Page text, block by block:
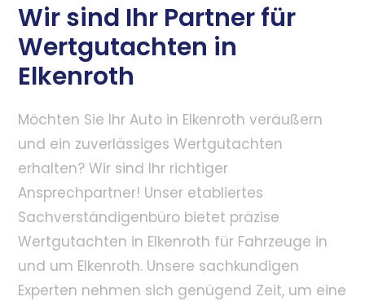
Wir sind Ihr Partner für
Wertgutachten in
Elkenroth
Möchten Sie Ihr Auto in Elkenroth veräußern
und ein zuverlässiges Wertgutachten
erhalten? Wir sind Ihr richtiger
Ansprechpartner! Unser etabliertes
Sachverständigenbüro bietet präzise
Wertgutachten in Elkenroth für Fahrzeuge in
und um Elkenroth. Unsere sachkundigen
Experten nehmen sich genügend Zeit, um eine